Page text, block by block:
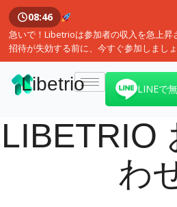
08:46
急いで！Libetrioは参加者の収入を急上昇
招待が失効する前に、今すぐ参加しまし
Libetrio LINEで
LIBETRIO
わ